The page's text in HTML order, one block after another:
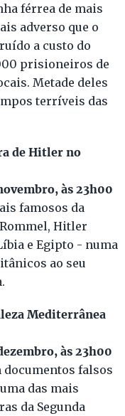
férrea de mais
adverso que o
a custo do
prisioneiros de
Metade deles
terríveis das
de Hitler no
às 23h00
famosos da
Hitler
e Egipto - numa
ao seu
Mediterrânea
às 23h00
documentos falsos
das mais
da Segunda